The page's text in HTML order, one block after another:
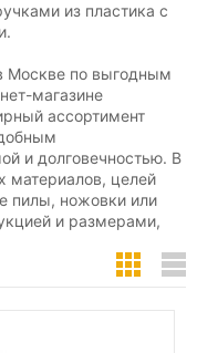
из пластика с
Москве по выгодным
магазине
ассортимент
и долговечностью. В
материалов, целей
пилы, ножовки или
и размерами,